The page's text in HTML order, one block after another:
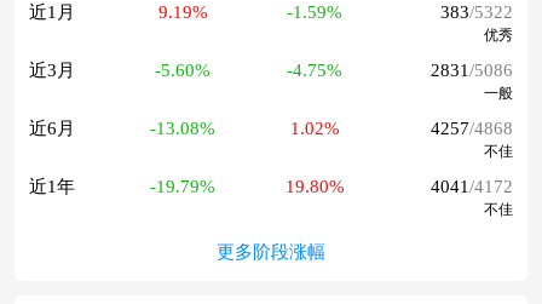
近1月 9.19% -1.59% 383/5322
优秀
近3月 -5.60% -4.75% 2831/5086
一般
近6月 -13.08% 1.02% 4257/4868
不佳
近1年 -19.79% 19.80% 4041/4172
不佳
更多阶段涨幅